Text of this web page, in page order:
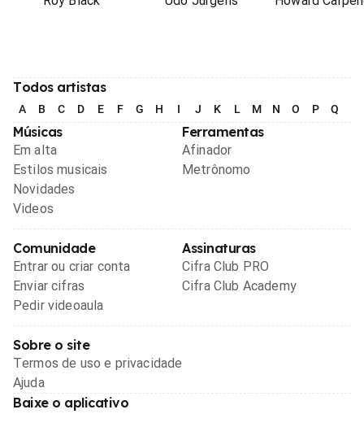
Todos artistas
A B C D E F G H I J K L M N O P Q
Músicas
Em alta
Estilos musicais
Novidades
Videos
Ferramentas
Afinador
Metrônomo
Comunidade
Entrar ou criar conta
Enviar cifras
Pedir videoaula
Assinaturas
Cifra Club PRO
Cifra Club Academy
Sobre o site
Termos de uso e privacidade
Ajuda
Baixe o aplicativo